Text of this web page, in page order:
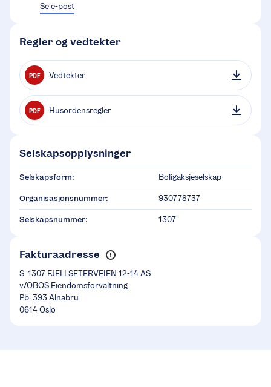
Se e-post
Regler og vedtekter
PDF Vedtekter
PDF Husordensregler
Selskapsopplysninger
Selskapsform: Boligaksjeselskap
Organisasjonsnummer: 930778737
Selskapsnummer: 1307
Fakturaadresse
S. 1307 FJELLSETERVEIEN 12-14 AS
v/OBOS Eiendomsforvaltning
Pb. 393 Alnabru
0614 Oslo